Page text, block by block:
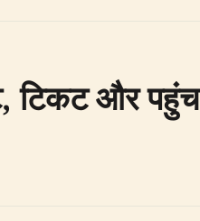
टिकट और पहुंच